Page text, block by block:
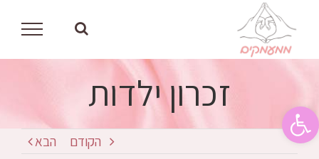
פתח סרגל נגישות
לתוכן
זכרון ילדות
הקודם הבא